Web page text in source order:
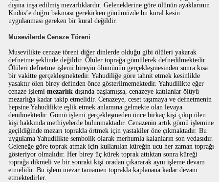
dışına inşa edilmiş mezarlıklardır. Geleneklerine göre ölünün ayaklarının
Kudüs’e doğru bakması gerekirken günümüzde bu kural kesin
uygulanması gereken bir kural değildir.
Musevilerde Cenaze Töreni
Musevilikte cenaze töreni diğer dinlerde olduğu gibi ölüleri yakarak
defnetme şeklinde değildir. Ölüler toprağa gömülerek defnedilmektedir.
Ölüleri defnetme işlemi bireyin ölümünün gerçekleşmesinden sonra kısa
bir vakitte gerçekleşmektedir. Yahudiliğe göre tahnit etmek kesinlikle
yasaktır ölen birey definden önce gösterilmemektedir. Yahudilikte eğer
cenaze işlemimezarlık dışında başlamışsa, cenazeye katılanlar ölüyü
mezarlığa kadar takip etmelidir. Cenazeye, ceset taşımaya ve defnetmenin
hepsine Yahudilikte eşlik etmek anlamına gelmekte olan levaya
denilmektedir. Gömü işlemi gerçekleşmeden önce birkaç kişi çıkıp ölen
kişi hakkında methiyelerde bulunmaktadır. Cenazenin artık gömü işlemine
geçildiğinde mezarı toprakla örtmek için yastakiler öne çıkmaktadır. Bu
uygulama Yahudilikte sembolik olarak merhumla kalanların son vedasıdır.
Geleneğe göre toprak atmak için kullanılan küreğin ucu her zaman toprağı
gösteriyor olmalıdır. Her birey üç kürek toprak attıktan sonra küreği
toprağa dikmeli ve bir sonraki kişi oradan çıkararak aynı işleme devam
etmelidir. Bu işlem mezar tamamen toprakla kaplanana kadar devam
etmektedirler.